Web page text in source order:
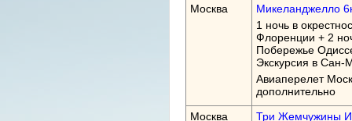
Москва
Микеланджелло
1 ночь в
Флоренции + 2
Побережье
Экскурсия в Сан-
Авиаперелет
дополнительно
Москва
Три Жемчужины